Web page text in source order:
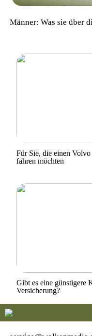
Männer: Was sie über
Für Sie, die einen Volvo
fahren möchten
Gibt es eine günstigere
Versicherung?